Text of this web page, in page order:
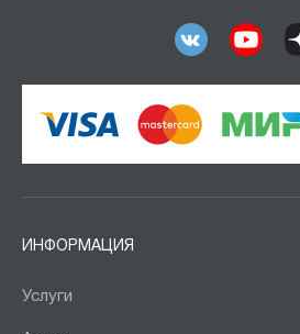
ИНФОРМАЦИЯ
Услуги